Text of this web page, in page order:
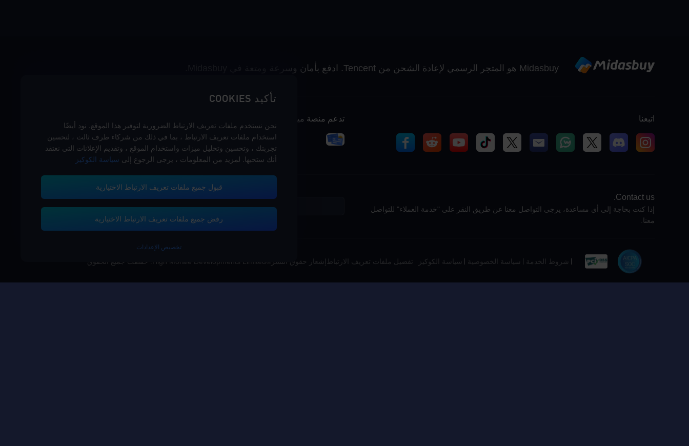
تأكيد COOKIES
نحن نستخدم ملفات تعريف الارتباط الضرورية لتوفير هذا الموقع. نود أيضًا
استخدام ملفات تعريف الارتباط ، بما في ذلك من شركاء طرف ثالث ، لتحسين
تجربتك ، وتحسين وتحليل ميزات واستخدام الموقع ، وتقديم الإعلانات التي نعتقد
أنك ستحبها. لمزيد من المعلومات ، يرجى الرجوع إلى سياسة الكوكيز
قبول جميع ملفات تعريف الارتباط الاختيارية
رفض جميع ملفات تعريف الارتباط الاختيارية
تخصيص الإعدادات
Midasbuy هو المتجر الرسمي لإعادة الشحن من Tencent. ادفع بأمان وسرعة ومتعة في Midasbuy.
اتبعنا تدعم منصة ميداس باي طرق الدفع
Contact us.
إذا كنت بحاجة إلى أي مساعدة، يرجى التواصل معنا عن طريق النقر على "خدمة العملاء" للتواصل
معنا.
خدمة الزبائن
شروط الخدمة سياسة الخصوصية سياسة الكوكيز تفضيل ملفات تعريف الارتباط إشعار حقوق النشر©High Morale Developments Limited. حفظت جميع الحقوق